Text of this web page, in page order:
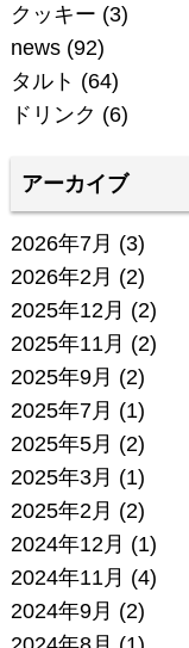
クッキー (3)
news(92)
タルト (64)
ドリンク (6)
アーカイブ
2026年7月 (3)
2026年2月 (2)
2025年12月 (2)
2025年11月 (2)
2025年9月 (2)
2025年7月 (1)
2025年5月 (2)
2025年3月 (1)
2025年2月 (2)
2024年12月 (1)
2024年11月 (4)
2024年9月 (2)